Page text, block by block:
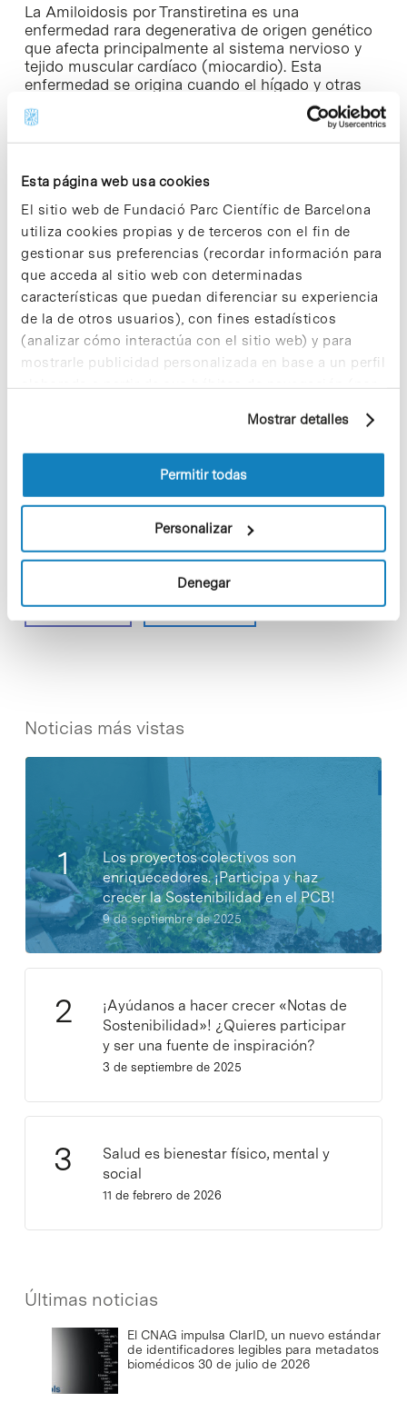
Esta página web usa cookies
El sitio web de Fundació Parc Científic de Barcelona
utiliza cookies propias y de terceros con el fin de
gestionar sus preferencias (recordar información para
que acceda al sitio web con determinadas
características que puedan diferenciar su experiencia
de la de otros usuarios), con fines estadísticos
(analizar cómo interactúa con el sitio web) y para
mostrarle publicidad personalizada en base a un perfil
elaborado a partir de sus hábitos de navegación (por
información sobre las cookies puede consultar
la Política de cookies del sitio web.
Mostrar detalles
Permitir todas
Personalizar
Denegar
La Amiloidosis por Transtiretina es una
enfermedad rara degenerativa de origen genético
que afecta principalmente al sistema nervioso y
tejido muscular cardíaco (miocardio). Esta
enfermedad se origina cuando el hígado y otras
zonas del organismo producen la proteína
transtiretina (TTR) mutada, perdiendo así su
estructura funcional. Esto provoca la acumulación
amiloideas que, dependiendo del tipo mutación,
se depositan en diferentes órganos como el
cerebro, los riñones, nervios periféricos, ojos o
miocardio, causando su mal funcionamiento y
provocando las diversas formas de la patología.
El agente terapéutico descubierto por SOM a
través de su plataforma in silico ha sido validado
clínicamente en un estudio de Fase 2a prueba de
concepto en humanos, llevado a cabo en el
Hospital Vall d’Hebron de Barcelona. SOM0226 ha
•Noticia relacionada [+]
Share Share
Noticias más vistas
Los proyectos colectivos son
enriquecedores. ¡Participa y haz
crecer la Sostenibilidad en el PCB!
9 de septiembre de 2025
¡Ayúdanos a hacer crecer «Notas de
Sostenibilidad»! ¿Quieres participar
y ser una fuente de inspiración?
3 de septiembre de 2025
Salud es bienestar físico, mental y
social
11 de febrero de 2026
Últimas noticias
El CNAG impulsa ClarID, un nuevo estándar
de identificadores legibles para metadatos
biomédicos 30 de julio de 2026